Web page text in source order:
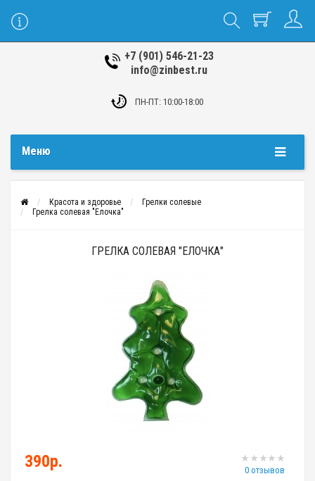
+7 (901) 546-21-23
info@zinbest.ru
ПН-ПТ: 10:00-18:00
Меню
Красота и здоровье
Грелки солевые
Грелка солевая "Елочка"
ГРЕЛКА СОЛЕВАЯ "ЕЛОЧКА"
0 отзывов
390р.